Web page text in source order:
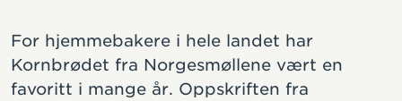
For hjemmebakere i hele landet har
Kornbrødet fra Norgesmøllene vært en
favoritt i mange år. Oppskriften fra